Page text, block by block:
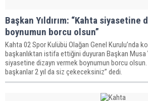
Başkan Yıldırım: “Kahta siyasetine
boynumun borcu olsun”
Kahta 02 Spor Kulübü Olağan Genel Kurulu’nda
başkanlıktan istifa ettiğini duyuran Başkan Musa
siyasetine dizayn vermek boynumun borcu olsun.
başkanlar 2 yıl da siz çekeceksiniz” dedi.